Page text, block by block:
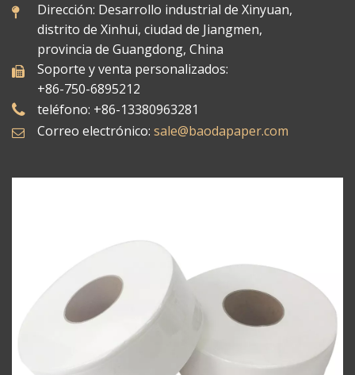
Dirección: Desarrollo industrial de Xinyuan,
distrito de Xinhui, ciudad de Jiangmen,
provincia de Guangdong, China
Soporte y venta personalizados:
+86-750-6895212
teléfono: +86-13380963281
Correo electrónico: sale@baodapaper.com​​​​​​​